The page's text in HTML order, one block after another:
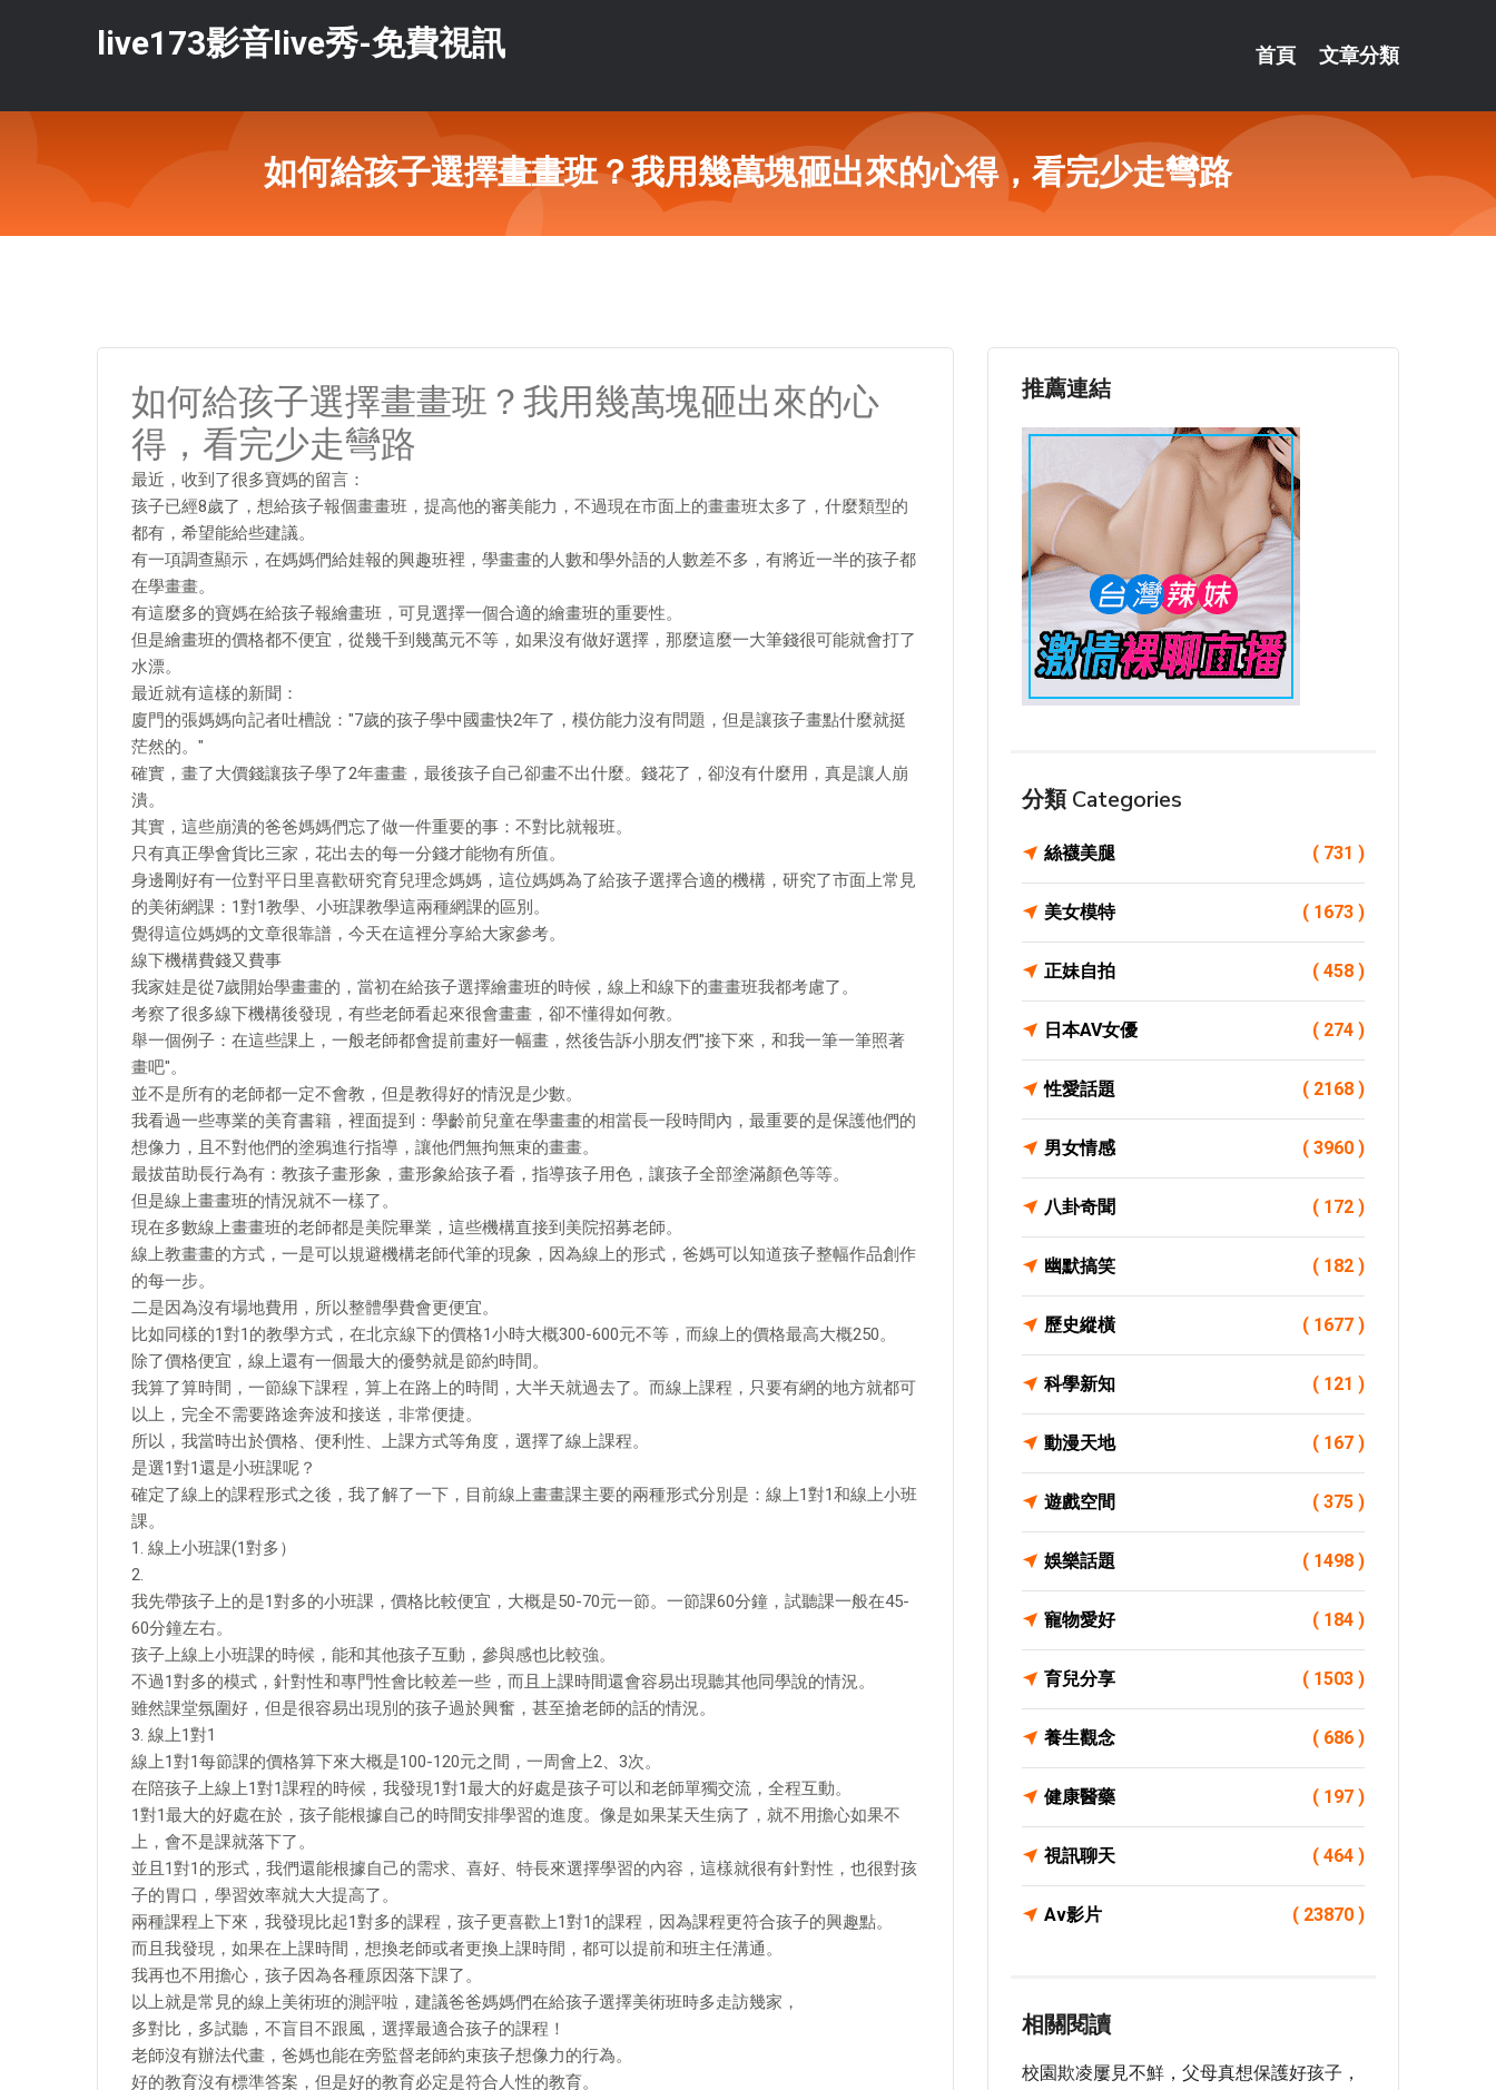
live173影音live秀-免費視訊 首頁 文章分類
如何給孩子選擇畫畫班？我用幾萬塊砸出來的心得，看完少走彎路
如何給孩子選擇畫畫班？我用幾萬塊砸出來的心
得，看完少走彎路
最近，收到了很多寶媽的留言：
孩子已經8歲了，想給孩子報個畫畫班，提高他的審美能力，不過現在市面上的畫畫班太多了，什麼類型的
都有，希望能給些建議。
有一項調查顯示，在媽媽們給娃報的興趣班裡，學畫畫的人數和學外語的人數差不多，有將近一半的孩子都
在學畫畫。
有這麼多的寶媽在給孩子報繪畫班，可見選擇一個合適的繪畫班的重要性。
但是繪畫班的價格都不便宜，從幾千到幾萬元不等，如果沒有做好選擇，那麼這麼一大筆錢很可能就會打了
水漂。
最近就有這樣的新聞：
廈門的張媽媽向記者吐槽說："7歲的孩子學中國畫快2年了，模仿能力沒有問題，但是讓孩子畫點什麼就挺
茫然的。"
確實，畫了大價錢讓孩子學了2年畫畫，最後孩子自己卻畫不出什麼。錢花了，卻沒有什麼用，真是讓人崩
潰。
其實，這些崩潰的爸爸媽媽們忘了做一件重要的事：不對比就報班。
只有真正學會貨比三家，花出去的每一分錢才能物有所值。
身邊剛好有一位對平日里喜歡研究育兒理念媽媽，這位媽媽為了給孩子選擇合適的機構，研究了市面上常見
的美術網課：1對1教學、小班課教學這兩種網課的區別。
覺得這位媽媽的文章很靠譜，今天在這裡分享給大家參考。
線下機構費錢又費事
我家娃是從7歲開始學畫畫的，當初在給孩子選擇繪畫班的時候，線上和線下的畫畫班我都考慮了。
考察了很多線下機構後發現，有些老師看起來很會畫畫，卻不懂得如何教。
舉一個例子：在這些課上，一般老師都會提前畫好一幅畫，然後告訴小朋友們"接下來，和我一筆一筆照著
畫吧"。
並不是所有的老師都一定不會教，但是教得好的情況是少數。
我看過一些專業的美育書籍，裡面提到：學齡前兒童在學畫畫的相當長一段時間內，最重要的是保護他們的
想像力，且不對他們的塗鴉進行指導，讓他們無拘無束的畫畫。
最拔苗助長行為有：教孩子畫形象，畫形象給孩子看，指導孩子用色，讓孩子全部塗滿顏色等等。
但是線上畫畫班的情況就不一樣了。
現在多數線上畫畫班的老師都是美院畢業，這些機構直接到美院招募老師。
線上教畫畫的方式，一是可以規避機構老師代筆的現象，因為線上的形式，爸媽可以知道孩子整幅作品創作
的每一步。
二是因為沒有場地費用，所以整體學費會更便宜。
比如同樣的1對1的教學方式，在北京線下的價格1小時大概300-600元不等，而線上的價格最高大概250。
除了價格便宜，線上還有一個最大的優勢就是節約時間。
我算了算時間，一節線下課程，算上在路上的時間，大半天就過去了。而線上課程，只要有網的地方就都可
以上，完全不需要路途奔波和接送，非常便捷。
所以，我當時出於價格、便利性、上課方式等角度，選擇了線上課程。
是選1對1還是小班課呢？
確定了線上的課程形式之後，我了解了一下，目前線上畫畫課主要的兩種形式分別是：線上1對1和線上小班
課。
1. 線上小班課(1對多）
2.
我先帶孩子上的是1對多的小班課，價格比較便宜，大概是50-70元一節。一節課60分鐘，試聽課一般在45-
60分鐘左右。
孩子上線上小班課的時候，能和其他孩子互動，參與感也比較強。
不過1對多的模式，針對性和專門性會比較差一些，而且上課時間還會容易出現聽其他同學說的情況。
雖然課堂氛圍好，但是很容易出現別的孩子過於興奮，甚至搶老師的話的情況。
3. 線上1對1
線上1對1每節課的價格算下來大概是100-120元之間，一周會上2、3次。
在陪孩子上線上1對1課程的時候，我發現1對1最大的好處是孩子可以和老師單獨交流，全程互動。
1對1最大的好處在於，孩子能根據自己的時間安排學習的進度。像是如果某天生病了，就不用擔心如果不
上，會不是課就落下了。
並且1對1的形式，我們還能根據自己的需求、喜好、特長來選擇學習的內容，這樣就很有針對性，也很對孩
子的胃口，學習效率就大大提高了。
兩種課程上下來，我發現比起1對多的課程，孩子更喜歡上1對1的課程，因為課程更符合孩子的興趣點。
而且我發現，如果在上課時間，想換老師或者更換上課時間，都可以提前和班主任溝通。
我再也不用擔心，孩子因為各種原因落下課了。
以上就是常見的線上美術班的測評啦，建議爸爸媽媽們在給孩子選擇美術班時多走訪幾家，
多對比，多試聽，不盲目不跟風，選擇最適合孩子的課程！
老師沒有辦法代畫，爸媽也能在旁監督老師約束孩子想像力的行為。
好的教育沒有標準答案，但是好的教育必定是符合人性的教育。
推薦連結
分類 Categories
絲襪美腿 ( 731 )
美女模特 ( 1673 )
正妹自拍 ( 458 )
日本AV女優 ( 274 )
性愛話題 ( 2168 )
男女情感 ( 3960 )
八卦奇聞 ( 172 )
幽默搞笑 ( 182 )
歷史縱橫 ( 1677 )
科學新知 ( 121 )
動漫天地 ( 167 )
遊戲空間 ( 375 )
娛樂話題 ( 1498 )
寵物愛好 ( 184 )
育兒分享 ( 1503 )
養生觀念 ( 686 )
健康醫藥 ( 197 )
視訊聊天 ( 464 )
Av影片 ( 23870 )
相關閱讀
校園欺凌屢見不鮮，父母真想保護好孩子，